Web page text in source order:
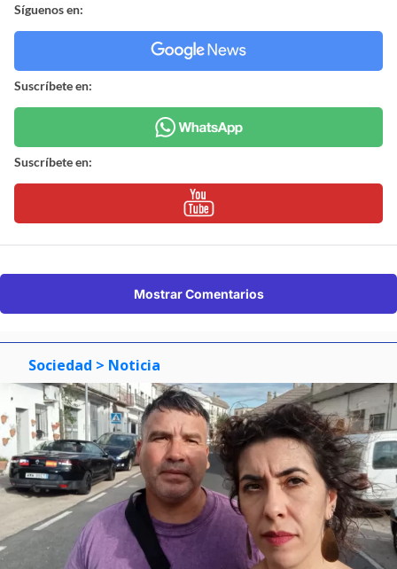
Síguenos en:
Suscríbete en:
Suscríbete en:
Mostrar Comentarios
Sociedad > Noticia